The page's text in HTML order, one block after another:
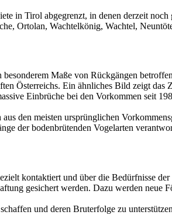
in Tirol abgegrenzt, in denen derzeit
Ortolan, Wachtelkönig, Wachtel,
Maße von Rückgängen
Österreichs. Ein ähnliches Bild zeigt
Einbrüche bei den Vorkommen seit
den meisten ursprünglichen
der bodenbrütenden Vogelarten
kontaktiert und über die Bedürfnisse
gesichert werden. Dazu werden neue
und deren Bruterfolge zu